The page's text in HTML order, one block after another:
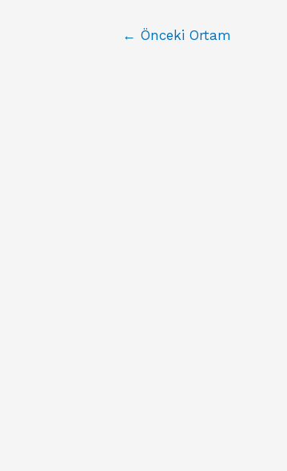
← Önceki Ortam